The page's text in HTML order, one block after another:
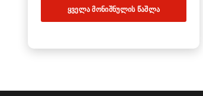
ᲧᲕᲔᲚᲐ ᲛᲝᲜᲘᲨᲜᲣᲚᲘᲡ ᲬᲐᲨᲚᲐ